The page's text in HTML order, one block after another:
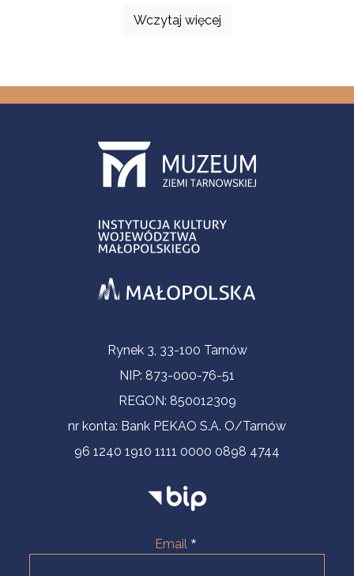
Wczytaj więcej
Informacje kontaktoweRynek 3, 33-100 Tarnów
NIP: 873-000-76-51
REGON: 850012309
nr konta: Bank PEKAO S.A. O/Tarnów
96 1240 1910 1111 0000 0898 4744
Email